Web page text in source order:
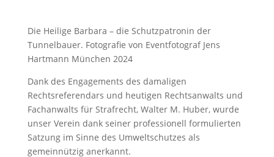
Die Heilige Barbara – die Schutzpatronin der
Tunnelbauer. Fotografie von Eventfotograf Jens
Hartmann München 2024
Dank des Engagements des damaligen
Rechtsreferendars und heutigen Rechtsanwalts und
Fachanwalts für Strafrecht, Walter M. Huber, wurde
unser Verein dank seiner professionell formulierten
Satzung im Sinne des Umweltschutzes als
gemeinnützig anerkannt.